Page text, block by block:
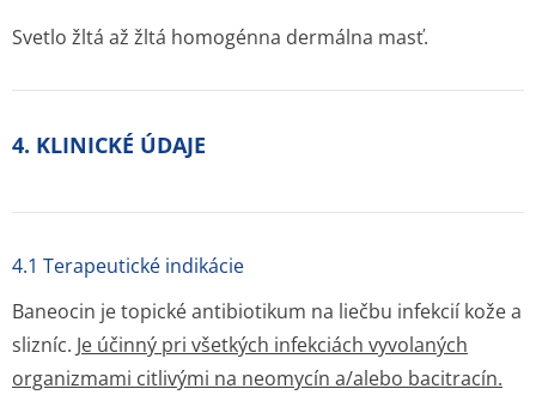
Svetlo žltá až žltá homogénna dermálna masť.
4. KLINICKÉ ÚDAJE
4.1 Terapeutické indikácie
Baneocin je topické antibiotikum na liečbu infekcií kože a
slizníc. Je účinný pri všetkých infekciách vyvolaných
organizmami citlivými na neomycín a/alebo bacitracín.